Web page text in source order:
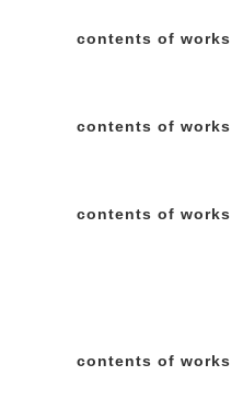
contents of works
contents of works
contents of works
contents of works